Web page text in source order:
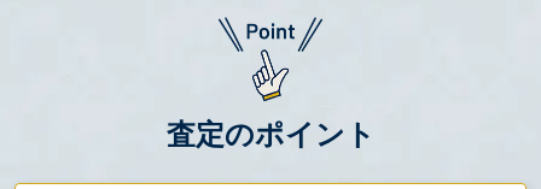
査定のポイント